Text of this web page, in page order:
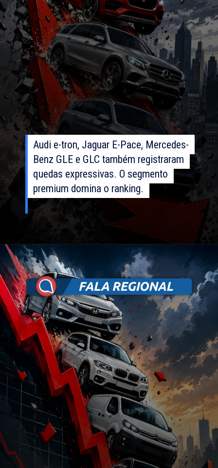
Audi e-tron, Jaguar E-Pace, Mercedes-
Benz GLE e GLC também registraram
quedas expressivas. O segmento
premium domina o ranking.
Audi e-tron, Jaguar E-Pace, Mercedes-
Benz GLE e GLC também registraram
quedas expressivas. O segmento
premium domina o ranking.